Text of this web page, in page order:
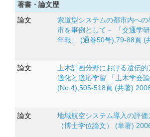
著書・論文歴
論文
索道型システムの都市内へ
市を事例として－ 「交通学
年報」 (通巻50号),79-88頁 (
論文
土木計画分野における遺伝
適化と適応学習 「土木学会
(No.4),505-518頁 (共著)
論文
地域航空システム導入の評
（博士学位論文） (単著)